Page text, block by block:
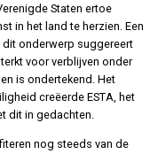
Staten ertoe
in het land te herzien. Een
onderwerp suggereert
voor verblijven onder
is ondertekend. Het
creëerde ESTA, het
dit in gedachten.
nog steeds van de